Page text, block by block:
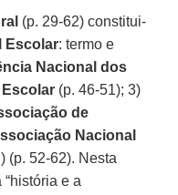
(p. 29-62) constitui-
Escolar: termo e
Nacional dos
(p. 46-51); 3)
de
Nacional
) (p. 52-62). Nesta
e a